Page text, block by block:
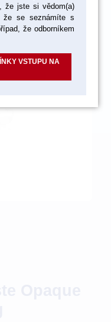
že jste si vědom(a)
se seznámíte s
že odborníkem
VSTUPU NA